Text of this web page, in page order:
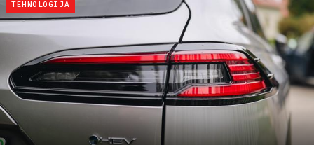
TEHNOLOGIJA